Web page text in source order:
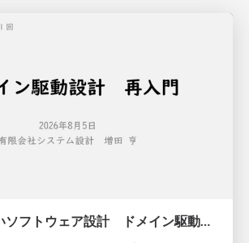
今こそ聞きたいソフトウェア設計 ドメイン駆動設計再入門